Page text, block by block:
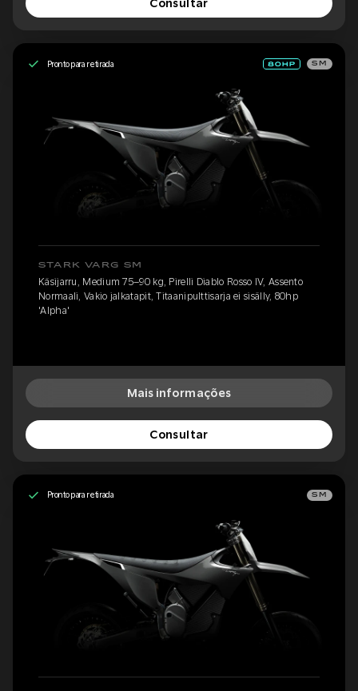
Consultar
Pronto para retirada SM
STARK VARG SM
Käsijarru, Medium 75–90 kg, Pirelli Diablo Rosso IV, Assento
Normaali, Vakio jalkatapit, Titaanipulttisarja ei sisälly, 80hp
'Alpha'
Mais informações
Consultar
Pronto para retirada SM